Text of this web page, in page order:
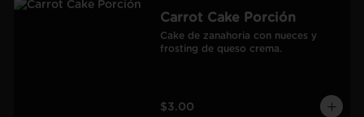
Carrot Cake Porción
Cake de zanahoria con nueces y
frosting de queso crema.
$3.00